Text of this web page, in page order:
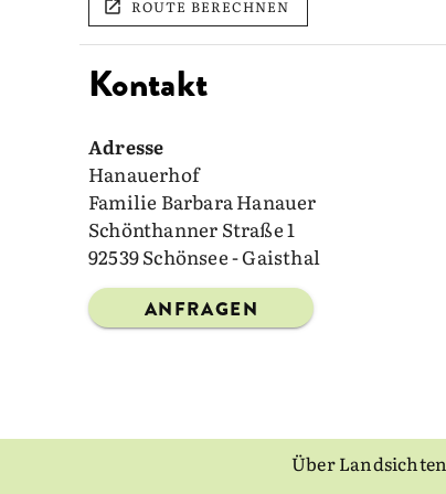
ROUTE BERECHNEN
Kontakt
Adresse
Hanauerhof
Familie Barbara Hanauer
Schönthanner Straße 1
92539 Schönsee - Gaisthal
ANFRAGEN
Über Landsichten